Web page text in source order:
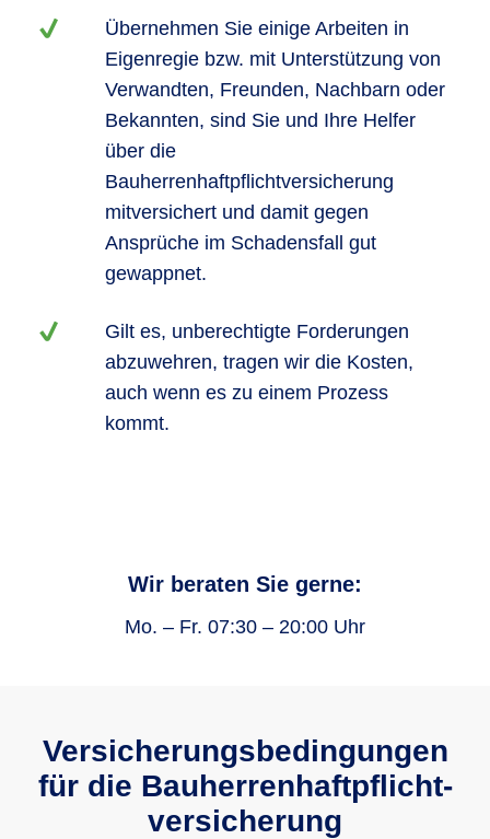
Übernehmen Sie einige Arbeiten in
Eigenregie bzw. mit Unterstützung von
Verwandten, Freunden, Nachbarn oder
Bekannten, sind Sie und Ihre Helfer
über die
Bauherrenhaftpflichtversicherung
mitversichert und damit gegen
Ansprüche im Schadensfall gut
gewappnet.
Gilt es, unberechtigte Forderungen
abzuwehren, tragen wir die Kosten,
auch wenn es zu einem Prozess
kommt.
Wir beraten Sie gerne:
Mo. – Fr. 07:30 – 20:00 Uhr
Versicherungsbe­dingungen
für die Bauherrenhaftpflicht­
versicherung